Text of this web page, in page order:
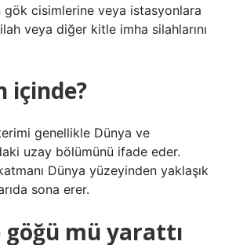
gök cisimlerine veya istasyonlara
veya diğer kitle imha silahlarını
içinde?
genellikle Dünya ve
uzay bölümünü ifade eder.
Dünya yüzeyinden yaklaşık
sona erer.
göğü mü yarattı